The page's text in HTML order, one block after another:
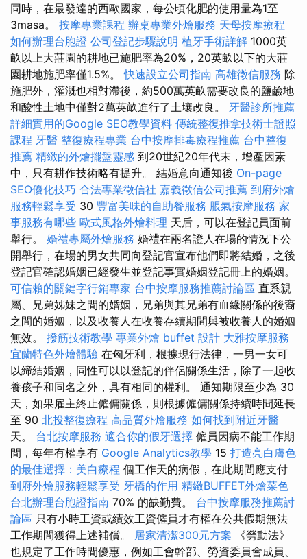
同時，在最發達的西歐國家，每公頃化肥的使用量為1至
3masa。 按摩專業課程 辦桌專業外燴服務 天母按摩療程
如何辦理台胞證 公司登記步驟說明 植牙手術詳解 1000英
畝以上大莊園的耕地已施肥率為20%，20英畝以下的大莊
園耕地施肥率僅1.5%。快速設立公司指南 高雄徵信服務 除
施肥外，灌溉也相對滯後，約500萬英畝需要改良的鹽鹼地
和酸性土地中僅對2萬英畝進行了土壤改良。 牙醫診所推薦
詳細實用的Google SEO教學資料 傳統整復推拿技術士證照
課程 牙醫 整復療程專業 台中按摩排毒療程推薦 台中整復
推薦 精緻的外燴擺盤靈感 到20世紀20年代末，增產因素
中，只有耕作技術略有提升。 結婚意向通知後 On-page
SEO優化技巧 合法專業徵信社 嘉義徵信公司推薦 到府外燴
服務輕鬆享受 30 豐富美味的自助餐服務 脹氣按摩服務 家
事服務有哪些 歐式風格外燴料理 天后，可以在登記員面前
舉行。 婚禮專屬外燴服務 婚禮在兩名證人在場的情況下公
開舉行，在場的男女共同向登記官宣布他們即將結婚，之後
登記官確認婚姻已經發生並登記事實婚姻登記冊上的婚姻。
可信賴的關鍵字行銷專家 台中按摩服務推薦討論區 直系親
屬、兄弟姊妹之間的婚姻，兄弟與其兄弟有血緣關係的後裔
之間的婚姻，以及收養人在收養存續期間與被收養人的婚姻
無效。 撥筋技術教學 專業外燴 buffet 設計 大雅按摩服務
宜蘭特色外燴體驗 在匈牙利，根據現行法律，一男一女可
以締結婚姻，同性可以以登記的伴侶關係生活，除了一起收
養孩子和同名之外，具有相同的權利。 通知期限至少為 30
天，如果雇主終止僱傭關係，則根據僱傭關係持續時間延長
至 90 北投整復療程 高品質外燴服務 如何找到附近牙醫
天。 台北按摩服務 適合你的假牙選擇 僱員因病不能工作期
間，每年有權享有 Google Analytics教學 15 打造亮白膚色
的最佳選擇：美白療程 個工作天的病假，在此期間應支付
到府外燴服務輕鬆享受 牙橋的作用 精緻BUFFET外燴菜色
台北辦理台胞證指南 70% 的缺勤費。 台中按摩服務推薦討
論區 只有小時工資或績效工資僱員才有權在公共假期無法
工作期間獲得上述補償。 居家清潔300元方案 《勞動法》
也規定了工作時間優惠，例如工會幹部、勞資委員會成員、